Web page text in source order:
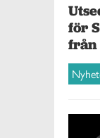
för
från